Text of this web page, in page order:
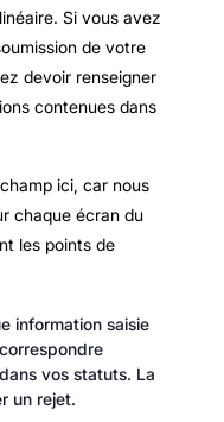
Si vous avez
de votre
devoir renseigner
contenues dans
ici, car nous
chaque écran du
les points de
information saisie
vos statuts. La
un rejet.